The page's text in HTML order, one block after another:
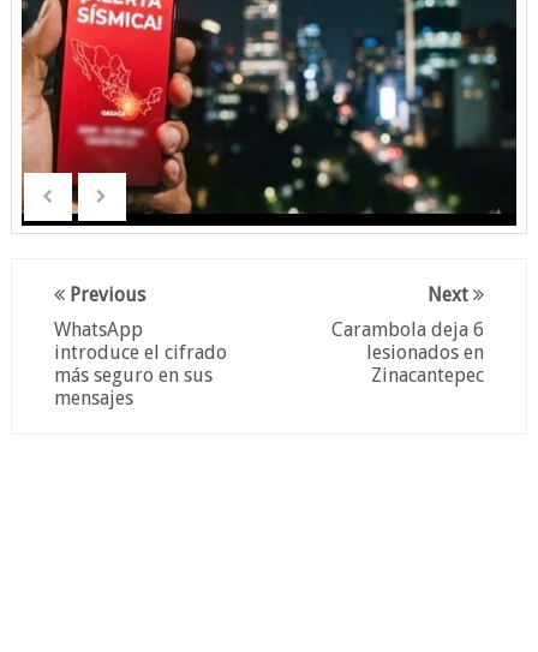
Next
Carambola deja 6
lesionados en
Zinacantepec
Previous
WhatsApp
introduce el cifrado
más seguro en sus
mensajes